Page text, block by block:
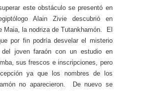
este obstáculo se presentó en
Alain Zivie descubrió en
Maia, la nodriza de Tutankhamón. El
por fin podría desvelar el misterio
joven faraón con un estudio en
sus frescos e inscripciones, pero
ya que los nombres de los
no aparecieron. De nuevo se